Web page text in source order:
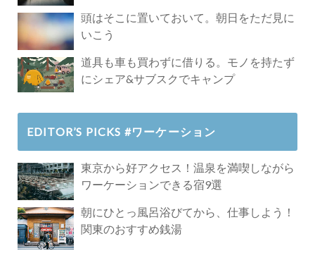
頭はそこに置いておいて。朝日をただ見に
いこう
道具も車も買わずに借りる。モノを持たず
にシェア&サブスクでキャンプ
EDITOR’S PICKS #ワーケーション
東京から好アクセス！温泉を満喫しながら
ワーケーションできる宿9選
朝にひとっ風呂浴びてから、仕事しよう！
関東のおすすめ銭湯